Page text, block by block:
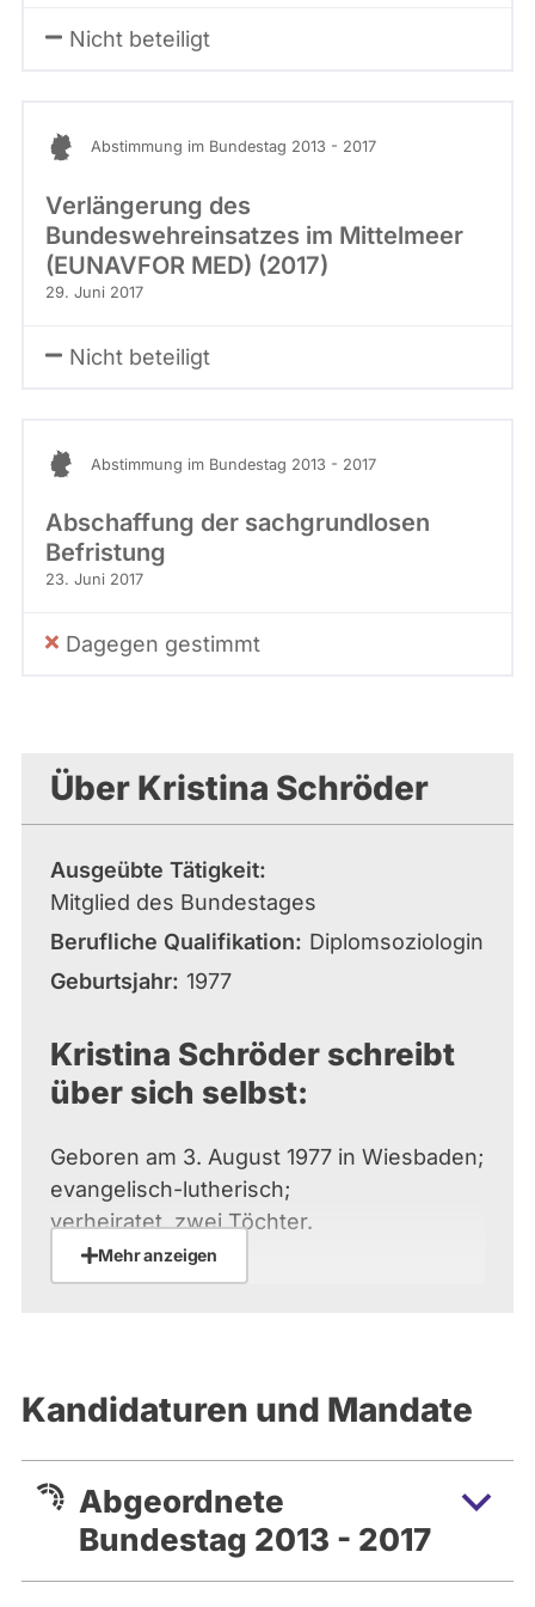
Nicht beteiligt
Abstimmung im Bundestag 2013 - 2017
Verlängerung des
Bundeswehreinsatzes im Mittelmeer
(EUNAVFOR MED) (2017)
29. Juni 2017
Nicht beteiligt
Abstimmung im Bundestag 2013 - 2017
Abschaffung der sachgrundlosen
Befristung
23. Juni 2017
Dagegen gestimmt
Über Kristina Schröder
Ausgeübte Tätigkeit
Mitglied des Bundestages
Berufliche Qualifikation
Diplomsoziologin
Geburtsjahr 1977
Kristina Schröder schreibt
über sich selbst:
Geboren am 3. August 1977 in Wiesbaden;
evangelisch-lutherisch;
verheiratet, zwei Töchter.
1988 bis 1997 altsprachliches Gymnasium
an der Johannes-Gutenberg-Universität
Diplomsoziologin. Hospitantin bei der FAZ.
2009 Promotion zum Dr.
phil. am Institut für Politikwissenschaft,
Universität Mainz.
Mehr anzeigen
Kandidaturen und Mandate
Abgeordnete
Bundestag 2013 - 2017